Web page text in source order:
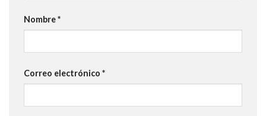
Nombre*
Correo electrónico *